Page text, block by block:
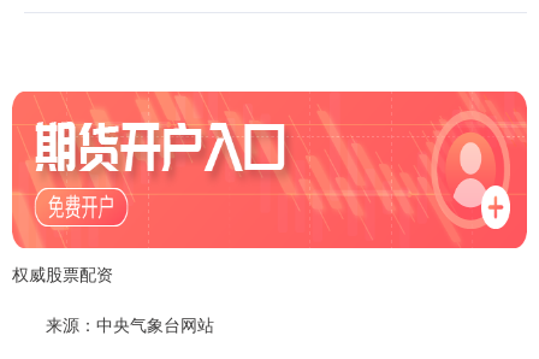
权威股票配资
来源：中央气象台网站